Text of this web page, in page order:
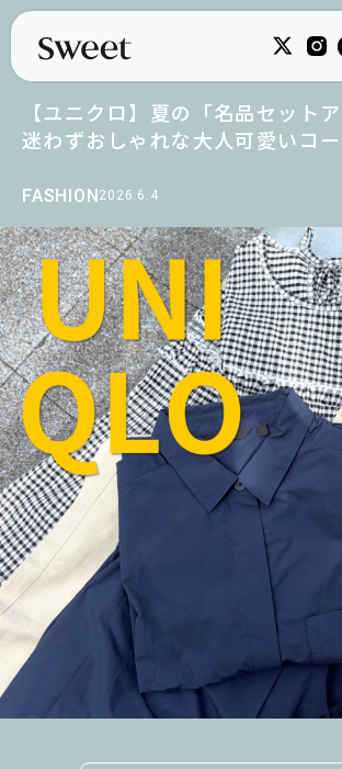
FASHION2026.6.4
【ユニクロ】夏の「名品セット
迷わずおしゃれな大人可愛いコ